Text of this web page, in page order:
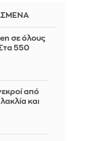
σε όλους
550
από
και